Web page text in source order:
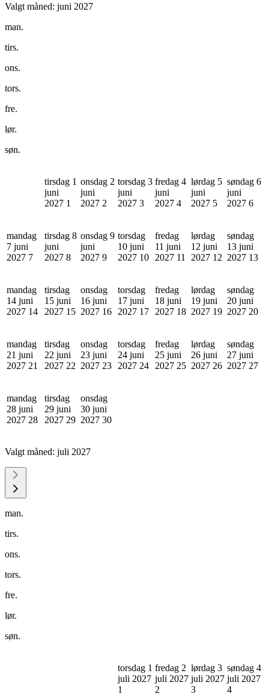
Valgt måned: juni 2027
man.
tirs.
ons.
tors.
fre.
lør.
søn.
tirsdag 1
juni
2027 1
onsdag 2
juni
2027 2
torsdag 3
juni
2027 3
fredag 4
juni
2027 4
lørdag 5
juni
2027 5
søndag 6
juni
2027 6
mandag
7 juni
2027 7
tirsdag 8
juni
2027 8
onsdag 9
juni
2027 9
torsdag
10 juni
2027 10
fredag
11 juni
2027 11
lørdag
12 juni
2027 12
søndag
13 juni
2027 13
mandag
14 juni
2027 14
tirsdag
15 juni
2027 15
onsdag
16 juni
2027 16
torsdag
17 juni
2027 17
fredag
18 juni
2027 18
lørdag
19 juni
2027 19
søndag
20 juni
2027 20
mandag
21 juni
2027 21
tirsdag
22 juni
2027 22
onsdag
23 juni
2027 23
torsdag
24 juni
2027 24
fredag
25 juni
2027 25
lørdag
26 juni
2027 26
søndag
27 juni
2027 27
mandag
28 juni
2027 28
tirsdag
29 juni
2027 29
onsdag
30 juni
2027 30
Valgt måned: juli 2027
man.
tirs.
ons.
tors.
fre.
lør.
søn.
torsdag 1
juli 2027
1
fredag 2
juli 2027
2
lørdag 3
juli 2027
3
søndag 4
juli 2027
4